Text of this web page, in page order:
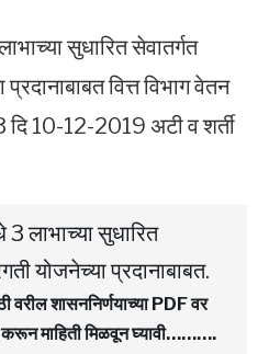
सुधारित सेवातर्गत
वित्त विभाग वेतन
10-12-2019 अटी व शर्ती
लाभाच्या सुधारित
योजनेच्या प्रदानाबाबत.
वरील शासननिर्णयाच्या PDF वर
माहिती मिळवून घ्यावी……….